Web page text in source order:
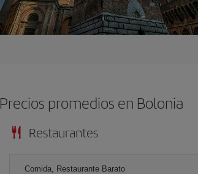
Precios promedios en Bolonia
Restaurantes
Comida, Restaurante Barato